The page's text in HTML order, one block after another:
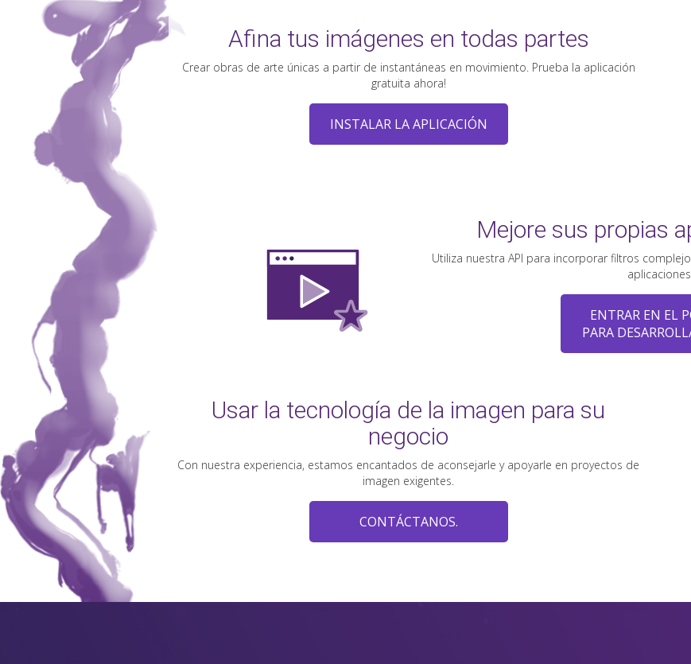
Afina tus imágenes en todas partes
Crear obras de arte únicas a partir de instantáneas en movimiento. Prueba la aplicación
gratuita ahora!
INSTALAR LA APLICACIÓN
Mejore sus propias
Utiliza nuestra API para incorporar filtros
ENTRAR EN EL
PARA
Usar la tecnología de la imagen para su
negocio
Con nuestra experiencia, estamos encantados de aconsejarle y apoyarle en proyectos de
imagen exigentes.
CONTÁCTANOS.